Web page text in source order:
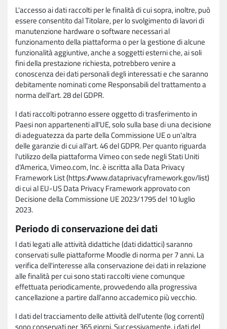
L'accesso ai dati raccolti per le finalità di cui sopra, inoltre, può
essere consentito dal Titolare, per lo svolgimento di lavori di
manutenzione hardware o software necessari al
funzionamento della piattaforma o per la gestione di alcune
funzionalità aggiuntive, anche a soggetti esterni che, ai soli
fini della prestazione richiesta, potrebbero venire a
conoscenza dei dati personali degli interessati e che saranno
debitamente nominati come Responsabili del trattamento a
norma dell'art. 28 del GDPR.
I dati raccolti potranno essere oggetto di trasferimento in
Paesi non appartenenti all'UE, solo sulla base di una decisione
di adeguatezza da parte della Commissione UE o un'altra
delle garanzie di cui all'art. 46 del GDPR. Per quanto riguarda
l'utilizzo della piattaforma Vimeo con sede negli Stati Uniti
d'America, Vimeo.com, Inc. è iscritta alla Data Privacy
Framework List (https://www.dataprivacyframework.gov/list)
di cui al EU-US Data Privacy Framework approvato con
Decisione della Commissione UE 2023/1795 del 10 luglio
2023.
Periodo di conservazione dei dati
I dati legati alle attività didattiche (dati didattici) saranno
conservati sulle piattaforme Moodle di norma per 7 anni. La
verifica dell'interesse alla conservazione dei dati in relazione
alle finalità per cui sono stati raccolti viene comunque
effettuata periodicamente, provvedendo alla progressiva
cancellazione a partire dall'anno accademico più vecchio.
I dati del tracciamento delle attività dell'utente (log correnti)
sono conservati per 365 giorni. Successivamente, i dati del